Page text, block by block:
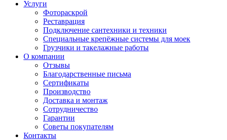
Услуги
Фотораскрой
Реставрация
Подключение сантехники и техники
Специальные крепёжные системы для моек
Грузчики и такелажные работы
О компании
Отзывы
Благодарственные письма
Сертификаты
Производство
Доставка и монтаж
Сотрудничество
Гарантии
Советы покупателям
Контакты